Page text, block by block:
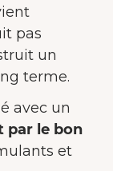
pas
un
terme.
avec un
par le bon
et